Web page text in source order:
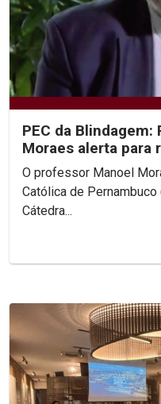
PEC da
Moraes alerta para
entrevistas à Rede
O professor Manoel
Católica de
Cátedra...